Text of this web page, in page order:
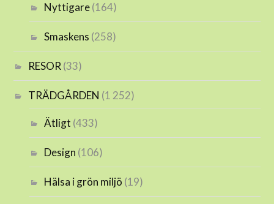
Nyttigare(164)
Smaskens (258)
RESOR(33)
TRÄDGÅRDEN (1 252)
Ätligt (433)
Design (106)
Hälsa i grön miljö (19)